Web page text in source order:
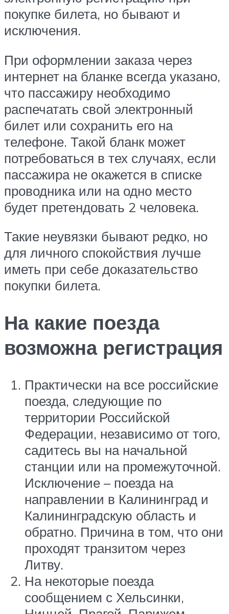
покупке билета, но бывают и
исключения.
При оформлении заказа через
интернет на бланке всегда указано,
что пассажиру необходимо
распечатать свой электронный
билет или сохранить его на
телефоне. Такой бланк может
потребоваться в тех случаях, если
пассажира не окажется в списке
проводника или на одно место
будет претендовать 2 человека.
Такие неувязки бывают редко, но
для личного спокойствия лучше
иметь при себе доказательство
покупки билета.
На какие поезда
возможна регистрация
Практически на все российские
поезда, следующие по
территории Российской
Федерации, независимо от того,
садитесь вы на начальной
станции или на промежуточной.
Исключение – поезда на
направлении в Калининград и
Калининградскую область и
обратно. Причина в том, что они
проходят транзитом через
Литву.
На некоторые поезда
сообщением с Хельсинки,